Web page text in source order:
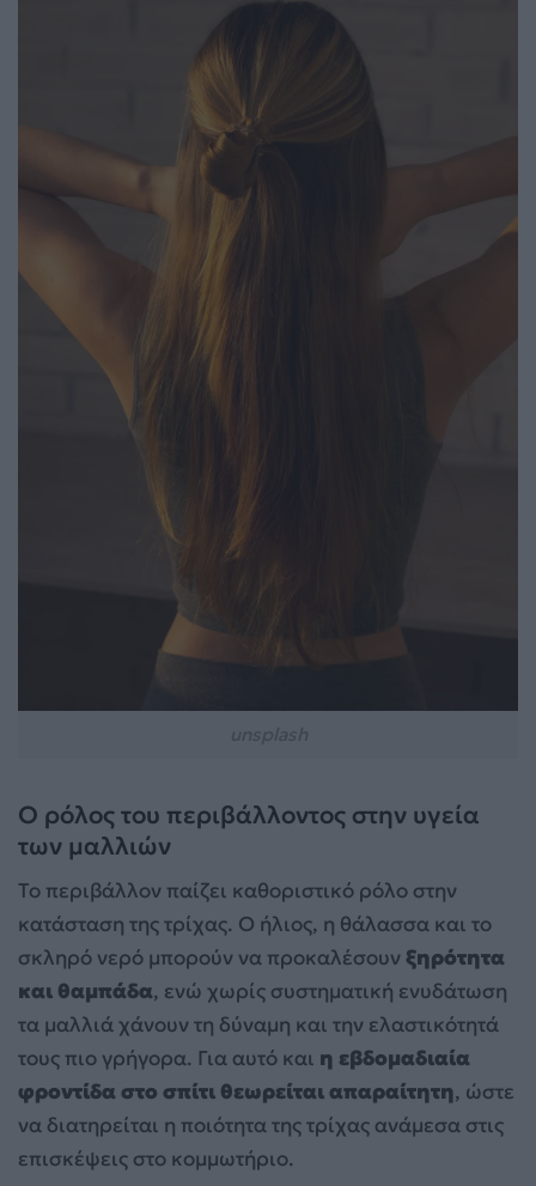
Ο ρόλος του περιβάλλοντος στην υγεία
των μαλλιών
Το περιβάλλον παίζει καθοριστικό ρόλο στην
κατάσταση της τρίχας. Ο ήλιος, η θάλασσα και το
σκληρό νερό μπορούν να προκαλέσουνξηρότητα
και θαμπάδα, ενώ χωρίς συστηματική ενυδάτωση
τα μαλλιά χάνουν τη δύναμη και την ελαστικότητά
τους πιο γρήγορα. Για αυτό και η εβδομαδιαία
φροντίδα στο σπίτι θεωρείται απαραίτητη, ώστε
να διατηρείται η ποιότητα της τρίχας ανάμεσα στις
επισκέψεις στο κομμωτήριο.